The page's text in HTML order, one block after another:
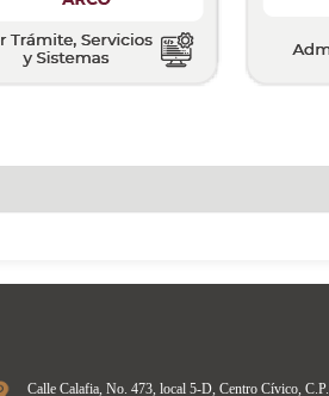
Calle Calafia, No. 473, local 5-D, Centro Cívico, C.P.